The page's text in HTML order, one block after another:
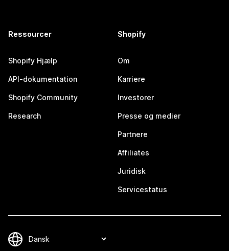
Ressourcer
Shopify Hjælp
API-dokumentation
Shopify Community
Research
Shopify
Om
Karriere
Investorer
Presse og medier
Partnere
Affiliates
Juridisk
Servicestatus